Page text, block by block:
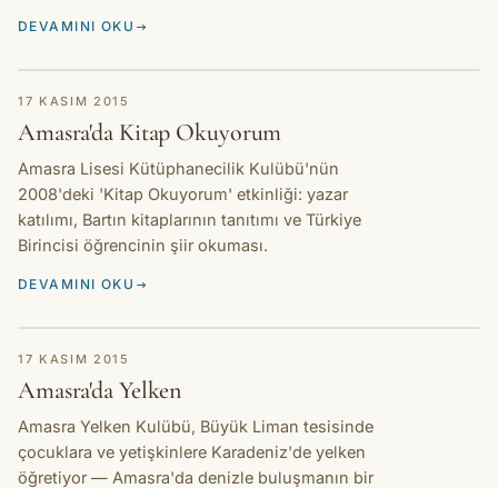
DEVAMINI OKU
HIKAYE
17 KASIM 2015
Amasra'da Kitap Okuyorum
Amasra Lisesi Kütüphanecilik Kulübü'nün
2008'deki 'Kitap Okuyorum' etkinliği: yazar
katılımı, Bartın kitaplarının tanıtımı ve Türkiye
Birincisi öğrencinin şiir okuması.
DEVAMINI OKU
HIKAYE
17 KASIM 2015
Amasra'da Yelken
Amasra Yelken Kulübü, Büyük Liman tesisinde
çocuklara ve yetişkinlere Karadeniz'de yelken
öğretiyor — Amasra'da denizle buluşmanın bir